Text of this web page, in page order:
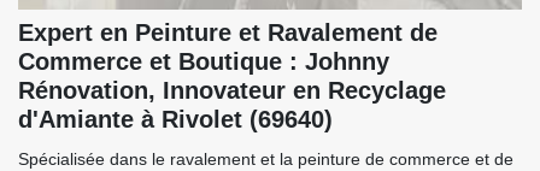
Expert en Peinture et Ravalement de
Commerce et Boutique : Johnny
Rénovation, Innovateur en Recyclage
d'Amiante à Rivolet (69640)
Spécialisée dans le ravalement et la peinture de commerce et de